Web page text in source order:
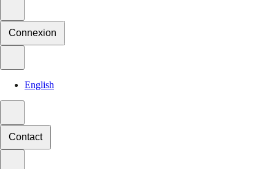
Connexion
English
Contact